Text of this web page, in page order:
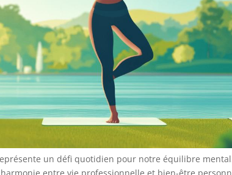
un défi quotidien pour notre équilibre